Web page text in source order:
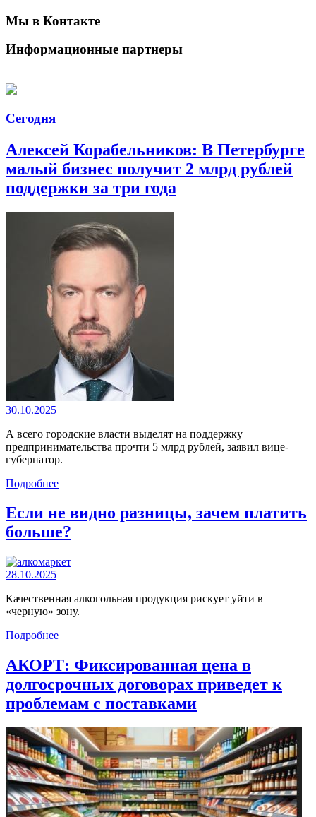
Мы в Контакте
Информационные партнеры
Сегодня
Алексей Корабельников: В Петербурге
малый бизнес получит 2 млрд рублей
поддержки за три года
30.10.2025
А всего городские власти выделят на поддержку
предпринимательства прочти 5 млрд рублей, заявил вице-
губернатор.
Подробнее
Если не видно разницы, зачем платить
больше?
28.10.2025
Качественная алкогольная продукция рискует уйти в
«черную» зону.
Подробнее
АКОРТ: Фиксированная цена в
долгосрочных договорах приведет к
проблемам с поставками